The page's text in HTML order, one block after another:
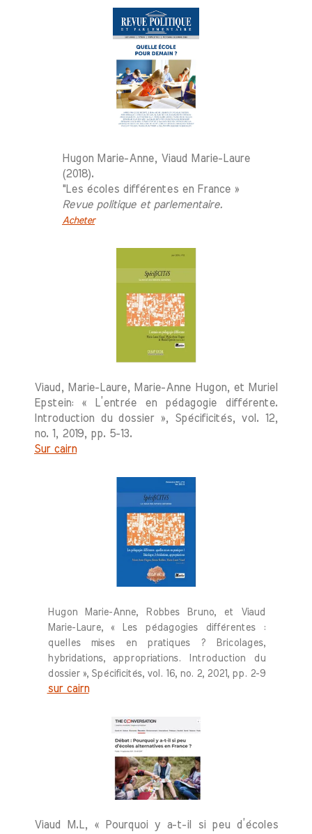
Hugon Marie-Anne, Viaud Marie-Laure
(2018).
"Les écoles différentes en France »
Revue politique et parlementaire.
Acheter
Viaud, Marie-Laure, Marie-Anne Hugon, et Muriel
Epstein: « L’entrée en pédagogie différente.
Introduction du dossier », Spécificités, vol. 12,
no. 1, 2019, pp. 5-13.
Sur cairn
Hugon Marie-Anne, Robbes Bruno, et Viaud
Marie-Laure, « Les pédagogies différentes :
quelles mises en pratiques ? Bricolages,
hybridations, appropriations. Introduction du
dossier », Spécificités, vol. 16, no. 2, 2021, pp. 2-9
sur cairn
Viaud M.L, « Pourquoi y a-t-il si peu d’écoles